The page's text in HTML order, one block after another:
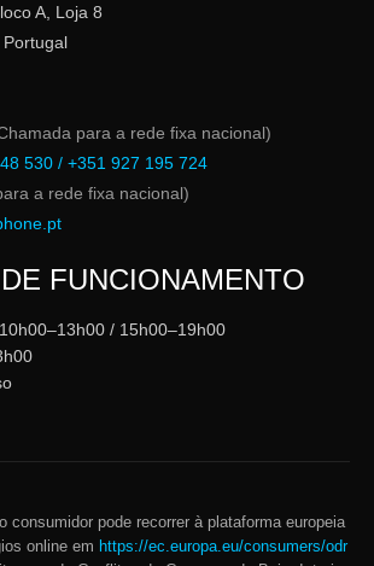
A, Loja 8
para a rede fixa nacional)
530 / +351 927 195 724
a rede fixa nacional)
FUNCIONAMENTO
/ 15h00–19h00
consumidor pode recorrer à plataforma europeia
online em https://ec.europa.eu/consumers/odr